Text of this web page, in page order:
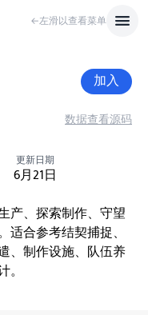
←左滑以查看菜单
加入
数据查看源码
更新日期
6月21日
产、探索制作、守望
合参考结契捕捉、
、制作设施、队伍养